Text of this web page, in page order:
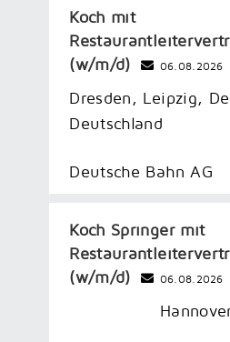
Koch mit
(w/m/d)
06.08.2026
Dresden, Leipzig,
Deutschland
Deutsche Bahn AG
Koch Springer mit
(w/m/d)
06.08.2026